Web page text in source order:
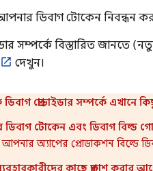
ডিবাগ টোকেন নিবন্ধন
সম্পর্কে বিস্তারিত জানতে
দেখুন।
প্রোভাইডার সম্পর্কে এখানে
টোকেন এবং ডিবাগ বিল্ড
অ্যাপের প্রোডাকশন বিল্ডে
কাছে প্রকাশ করার